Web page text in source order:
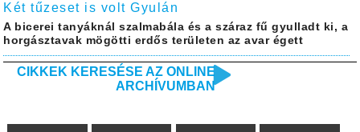
Két tűzeset is volt Gyulán
A bicerei tanyáknál szalmabála és a száraz fű gyulladt ki, a
horgásztavak mögötti erdős területen az avar égett
CIKKEK KERESÉSE AZ ONLINE
ARCHÍVUMBAN